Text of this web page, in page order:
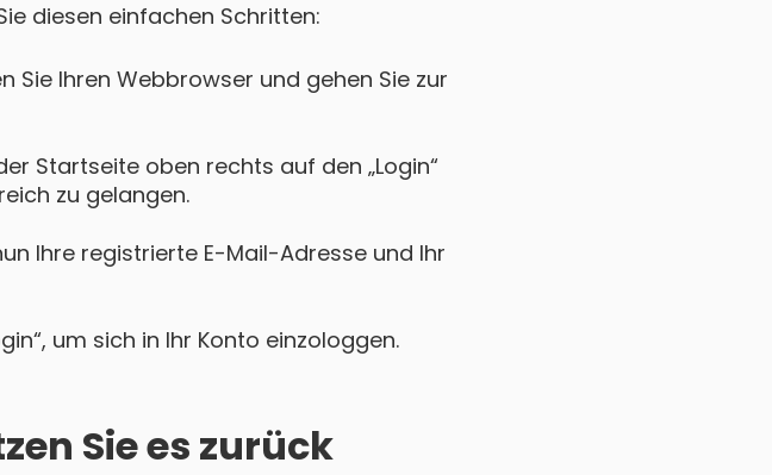
diesen einfachen Schritten:
Sie Ihren Webbrowser und gehen Sie zur
Startseite oben rechts auf den „Login“
zu gelangen.
Ihre registrierte E-Mail-Adresse und Ihr
um sich in Ihr Konto einzologgen.
Sie es zurück